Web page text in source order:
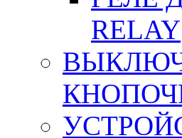
RELAY